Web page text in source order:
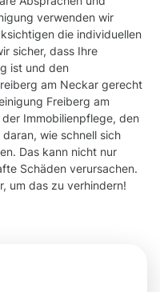
verwenden wir
die individuellen
sicher, dass Ihre
ist und den
am Neckar gerecht
Freiberg am
Immobilienpflege, den
wie schnell sich
Das kann nicht nur
Schäden verursachen.
um das zu verhindern!